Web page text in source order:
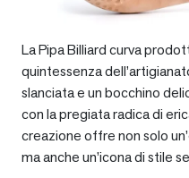
La Pipa Billiard curva
quintessenza
slanciata e un bocchino
con la pregiata radica di
creazione offre non solo
ma anche un’icona di stile